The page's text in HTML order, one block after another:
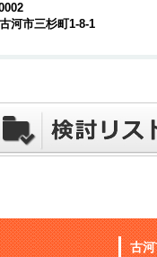
河市三杉町1-8-1
古